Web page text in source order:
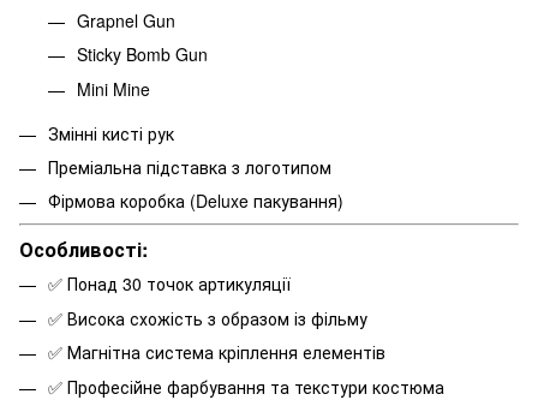
Grapnel Gun
Sticky Bomb Gun
Mini Mine
Змінні кисті рук
Преміальна підставка з логотипом
Фірмова коробка (Deluxe пакування)
Особливості:
✅ Понад 30 точок артикуляції
✅ Висока схожість з образом із фільму
✅ Магнітна система кріплення елементів
✅ Професійне фарбування та текстури костюма